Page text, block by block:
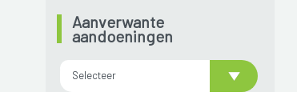
Aanverwante
aandoeningen
Selecteer